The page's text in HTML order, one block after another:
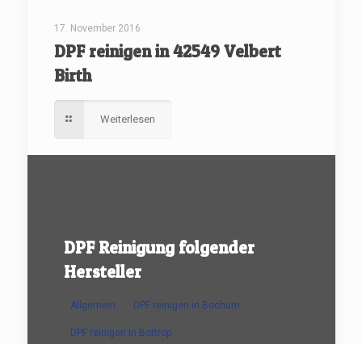
17. November 2016
DPF reinigen in 42549 Velbert
Birth
Weiterlesen
DPF Reinigung folgender
Hersteller
Allgemein DPF reinigen in Bochum
DPF reinigen in Bottrop